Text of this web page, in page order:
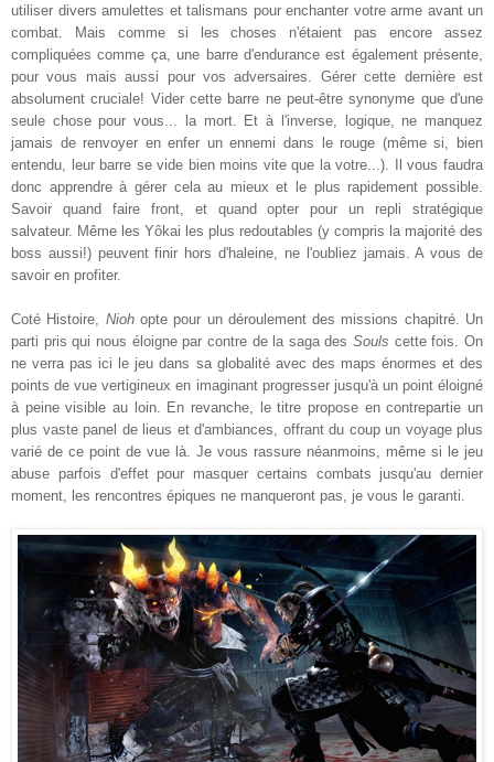
utiliser divers amulettes et talismans pour enchanter votrearme avant un
combat . Mais comme si les choses n'étaient pas encore assez
compliquées comme ça,une barre d'endurance est également présente
pour vous mais aussi pour vos adversaires. Gérer cette dernière est
absolument cruciale! Vider cette barre ne peut-êtresynonyme que d'une
seule chose pour vous... la mort. Et à l'inverse, logique, ne manquez
jamais de renvoyer en enfer un ennemi dans le rouge (même si, bien
entendu, leur barre se vide bien moins vite que la votre...)
Il vous faudra
donc apprendre à gérer cela au mieux et le plus rapidement possible.
Savoir quand faire front, et quand opter pour un repli stratégique
salvateur. Même les Yôkai les plus redoutables (y compris la majorité des
boss aussi!)peuvent finir hors d'haleine, ne l'oubliez jamais . A vous de
savoir en profiter.
Coté Histoire, Niohopte pour un déroulement des missions chapitré. Un
parti pris qui nous éloigne par contre de la saga desSouls cette fois . On
neverra pas ici le jeu dans sa globalité avec des maps énormes et des
points de vue vertigineux en imaginant progresser jusqu'à un point éloigné
à peine visible au loin. En revanche , le titre propose en contrepartie un
plus vaste panel de lieus et d'ambiances, offrant du coup un voyage plus
varié de ce point de vue là. Je vous rassure néanmoins, même si le jeu
abuse parfois d'effetpour masquer certains combats jusqu'au dernier
moment, les rencontres épiques ne manqueront pas, je vous le garanti.